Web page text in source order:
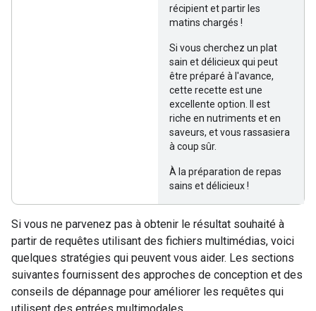
récipient et partir les
matins chargés !
Si vous cherchez un plat
sain et délicieux qui peut
être préparé à l'avance,
cette recette est une
excellente option. Il est
riche en nutriments et en
saveurs, et vous rassasiera
à coup sûr.
À la préparation de repas
sains et délicieux !
Si vous ne parvenez pas à obtenir le résultat souhaité à
partir de requêtes utilisant des fichiers multimédias, voici
quelques stratégies qui peuvent vous aider. Les sections
suivantes fournissent des approches de conception et des
conseils de dépannage pour améliorer les requêtes qui